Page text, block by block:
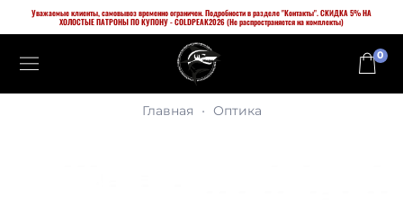
Уважаемые клиенты, самовывоз временно ограничен. Подробности в разделе "Контакты". СКИДКА 5% НА
ХОЛОСТЫЕ ПАТРОНЫ ПО КУПОНУ - COLDPEAK2026 (Не распространяется на комплекты)
0
Главная Оптика